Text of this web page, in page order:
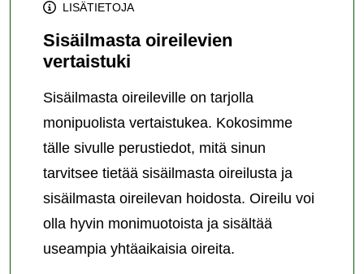
LISÄTIETOJA
Sisäilmasta oireilevien
vertaistuki
Sisäilmasta oireileville on tarjolla
monipuolista vertaistukea. Kokosimme
tälle sivulle perustiedot, mitä sinun
tarvitsee tietää sisäilmasta oireilusta ja
sisäilmasta oireilevan hoidosta. Oireilu voi
olla hyvin monimuotoista ja sisältää
useampia yhtäaikaisia oireita.